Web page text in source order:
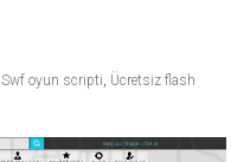
,Swf oyun scripti Ücretsiz flash